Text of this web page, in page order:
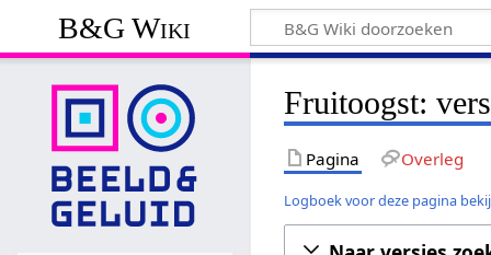
B&G Wiki
Fruitoogst:
Pagina Overleg
Logboek voor deze pagina